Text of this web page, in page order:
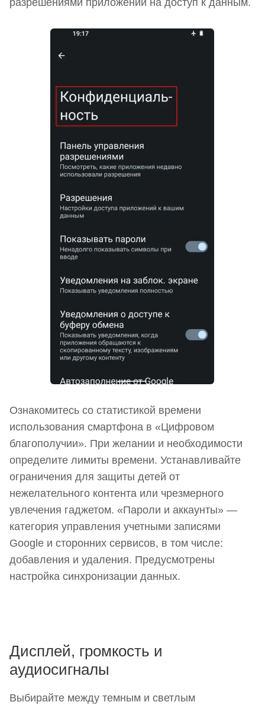
разрешениями приложений на доступ к данным.
Ознакомитесь со статистикой времени
использования смартфона в «Цифровом
благополучии». При желании и необходимости
определите лимиты времени. Устанавливайте
ограничения для защиты детей от
нежелательного контента или чрезмерного
увлечения гаджетом. «Пароли и аккаунты» —
категория управления учетными записями
Google и сторонних сервисов, в том числе:
добавления и удаления. Предусмотрены
настройка синхронизации данных.
Дисплей, громкость и
аудиосигналы
Выбирайте между темным и светлым